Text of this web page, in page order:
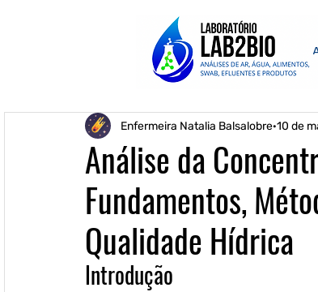
Análise da
Fundamentos,
Qualidade Hídrica
Enfermeira Natalia Balsalobre 10 de
Introdução